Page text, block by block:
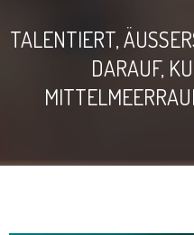
TALENTIERT,
ARAUF,